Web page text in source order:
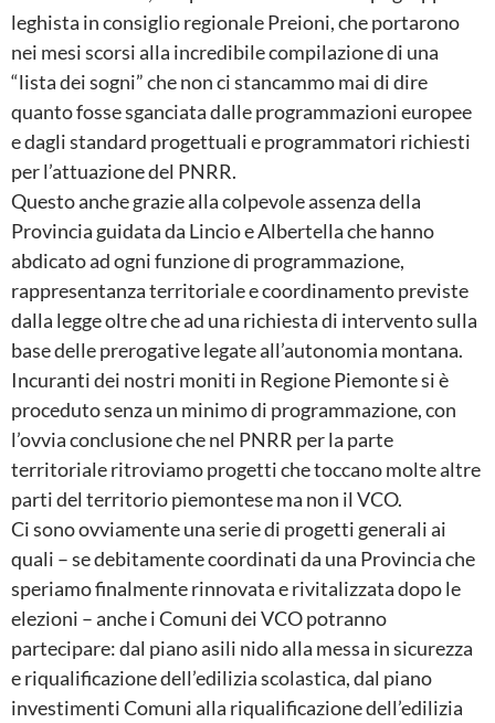
leghista in consiglio regionale Preioni, che portarono
nei mesi scorsi alla incredibile compilazione di una
“lista dei sogni” che non ci stancammo mai di dire
quanto fosse sganciata dalle programmazioni europee
e dagli standard progettuali e programmatori richiesti
per l’attuazione del PNRR.
Questo anche grazie alla colpevole assenza della
Provincia guidata da Lincio e Albertella che hanno
abdicato ad ogni funzione di programmazione,
rappresentanza territoriale e coordinamento previste
dalla legge oltre che ad una richiesta di intervento sulla
base delle prerogative legate all’autonomia montana.
Incuranti dei nostri moniti in Regione Piemonte si è
proceduto senza un minimo di programmazione, con
l’ovvia conclusione che nel PNRR per la parte
territoriale ritroviamo progetti che toccano molte altre
parti del territorio piemontese ma non il VCO.
Ci sono ovviamente una serie di progetti generali ai
quali – se debitamente coordinati da una Provincia che
speriamo finalmente rinnovata e rivitalizzata dopo le
elezioni – anche i Comuni dei VCO potranno
partecipare: dal piano asili nido alla messa in sicurezza
e riqualificazione dell’edilizia scolastica, dal piano
investimenti Comuni alla riqualificazione dell’edilizia